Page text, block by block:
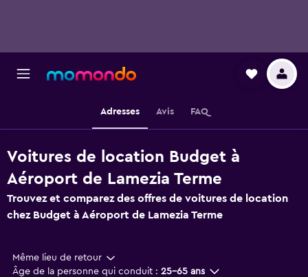
Adresses Avis FAQ
Voitures de location Budget à
Aéroport de Lamezia Terme
Trouvez et comparez des offres de voitures de location
chez Budget à Aéroport de Lamezia Terme
Même lieu de retour
Âge de la personne qui conduit : 25-65 ans